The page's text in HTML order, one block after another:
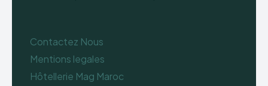
Contactez Nous
Mentions legales
Hôtellerie Mag Maroc